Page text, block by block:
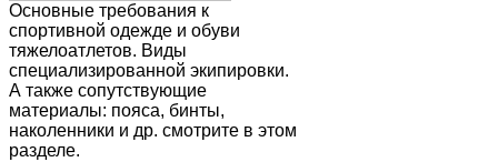
Основные требования к
спортивной одежде и обуви
тяжелоатлетов. Виды
специализированной экипировки.
А также сопутствующие
материалы: пояса, бинты,
наколенники и др. смотрите в этом
разделе.